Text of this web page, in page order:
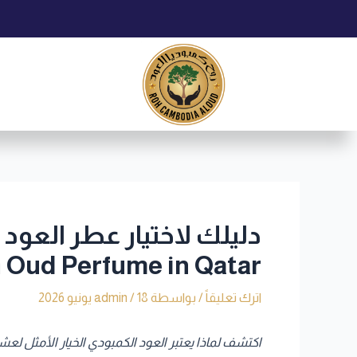
Perfume in Qatar
اترك تعليقاً/ بواسطة admin /18 يونيو 2026